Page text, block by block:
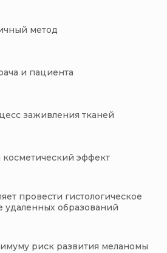
метод
и пациента
заживления тканей
эффект
провести гистологическое
удаленных образований
риск развития меланомы